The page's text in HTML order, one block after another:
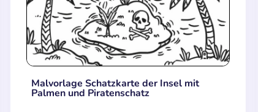
Malvorlage Schatzkarte der Insel mit
Palmen und Piratenschatz